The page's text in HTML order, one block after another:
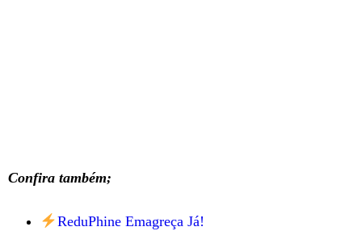
Confira também;
ReduPhine Emagreça Já!